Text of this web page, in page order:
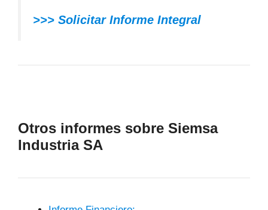
>>> Solicitar Informe Integral
Otros informes sobre Siemsa
Industria SA